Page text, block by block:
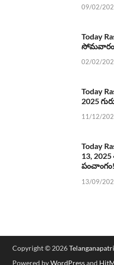
09/02/
Today
సోమవారం
02/02/
Today
2025
11/12/
Today
13,
పంచాంగం!
13/09/
Copyright © 2026
Powered byWordPressand